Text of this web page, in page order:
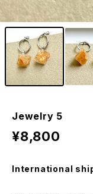
Jewelry 5
¥8,800
International